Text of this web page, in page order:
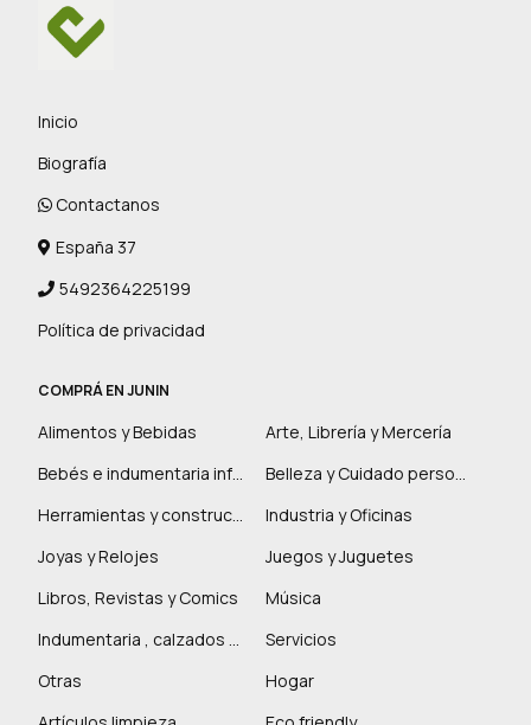
Inicio
Biografía
Contactanos
España 37
5492364225199
Política de privacidad
COMPRÁ EN JUNIN
Alimentos y Bebidas
Arte, Librería y Mercería
Bebés e indumentaria infantil
Belleza y Cuidado personal
Herramientas y construcción
Industria y Oficinas
Joyas y Relojes
Juegos y Juguetes
Libros, Revistas y Comics
Música
Indumentaria , calzados y marroquinería
Servicios
Otras
Hogar